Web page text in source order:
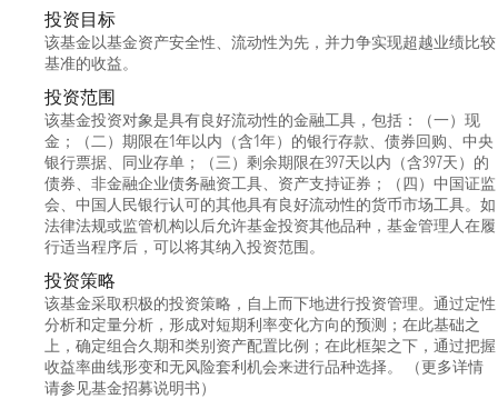
投资目标
该基金以基金资产安全性、流动性为先，并力争实现超越业绩比较
基准的收益。
投资范围
该基金投资对象是具有良好流动性的金融工具，包括：（一）现
金；（二）期限在1年以内（含1年）的银行存款、债券回购、中央
银行票据、同业存单；（三）剩余期限在397天以内（含397天）的
债券、非金融企业债务融资工具、资产支持证券；（四）中国证监
会、中国人民银行认可的其他具有良好流动性的货币市场工具。如
法律法规或监管机构以后允许基金投资其他品种，基金管理人在履
行适当程序后，可以将其纳入投资范围。
投资策略
该基金采取积极的投资策略，自上而下地进行投资管理。通过定性
分析和定量分析，形成对短期利率变化方向的预测；在此基础之
上，确定组合久期和类别资产配置比例；在此框架之下，通过把握
收益率曲线形变和无风险套利机会来进行品种选择。 （更多详情
请参见基金招募说明书）